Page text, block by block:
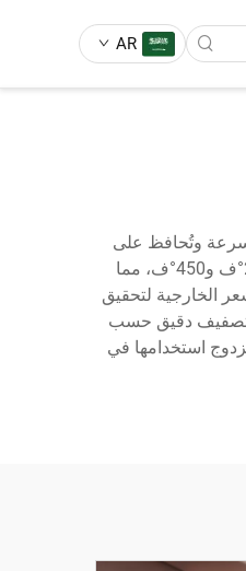
AR
بسرعة وتُحافظ على
درجة حرارة ثابتة أثناء التصفيف. ويضمن التيتانيوم توزيعًا استثنائيًا للحرارة، ويسهّل انزلاقًا ناعمًا دون عوائق على الشعر. وتعمل عند درجات حرارة تتراوح بين 240°ف و450°ف، مما
الخارجية لتحقيق
لتصفيف دقيق حسب
جهدها المزدوج استخدامها في